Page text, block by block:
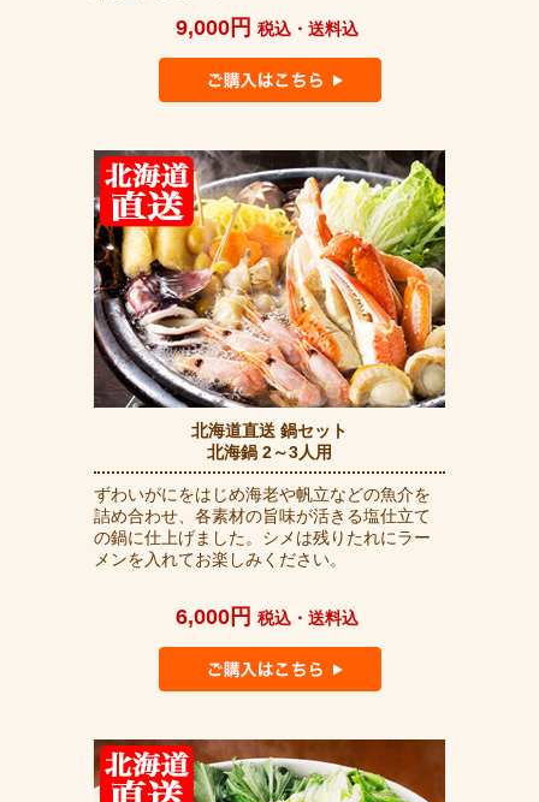
9,000円 税込・送料込
北海道直送 鍋セット
北海鍋 2～3人用
ずわいがにをはじめ海老や帆立などの魚介を
詰め合わせ、各素材の旨味が活きる塩仕立て
の鍋に仕上げました。シメは残りたれにラー
メンを入れてお楽しみください。
6,000円 税込・送料込